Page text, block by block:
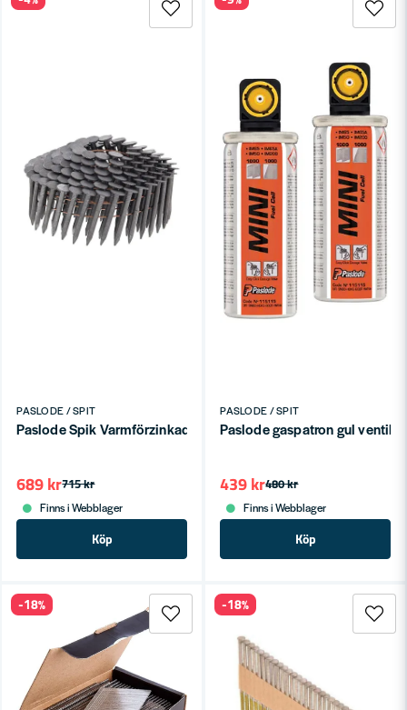
PASLODE / SPIT
Paslode Spik Varmförzinkad 22x3,0mm 1000-P + 1st
715 kr
689 kr
Finns i Webblager
Köp
PASLODE / SPIT
Paslode gaspatron gul
480 kr
439 kr
Finns i Webblager
Köp
-18% -18%